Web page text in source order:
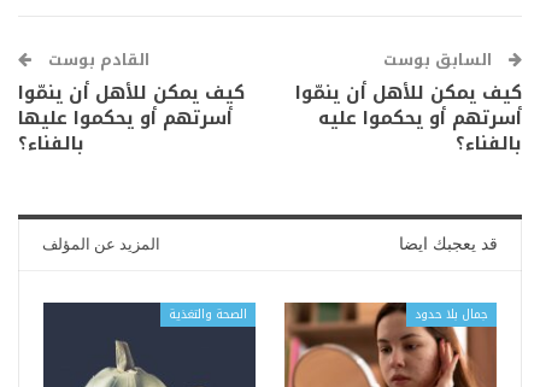
السابق بوست
كيف يمكن للأهل أن ينمّوا
أسرتهم أو يحكموا عليه
بالفناء؟
القادم بوست
كيف يمكن للأهل أن ينمّوا
أسرتهم أو يحكموا عليها
بالفناء؟
قد يعجبك ايضا المزيد عن المؤلف
جمال بلا حدود الصحة والتغذية